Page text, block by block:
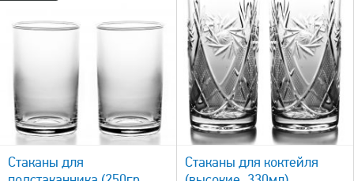
Стаканы для
быстрый просмотр
Стаканы для коктейля